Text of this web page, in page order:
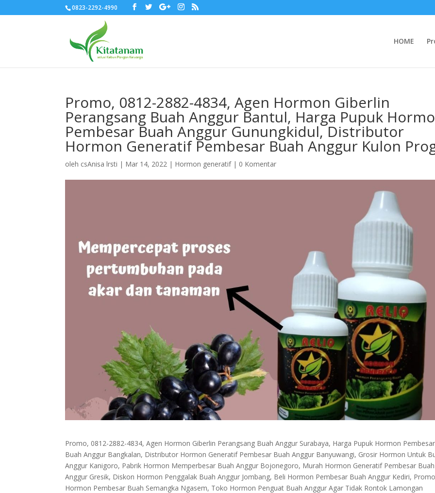
0823-2292-4990
HOME
Promo, 0812-2882-4834, Agen Hormon Giberlin
Perangsang Buah Anggur Bantul, Harga Pupuk
Pembesar Buah Anggur Gunungkidul, Distributor
Hormon Generatif Pembesar Buah Anggur Kulon
oleh csAnisa lrsti | Mar 14, 2022 | Hormon generatif| 0 Komentar
Promo, 0812-2882-4834, Agen Hormon Giberlin Perangsang Buah Anggur Surabaya, Harga Pupuk Hormon Pembesar
Buah Anggur Bangkalan, Distributor Hormon Generatif Pembesar Buah Anggur Banyuwangi, Grosir Hormon Untuk
Anggur Kanigoro, Pabrik Hormon Memperbesar Buah Anggur Bojonegoro, Murah Hormon Generatif Pembesar Buah
Anggur Gresik, Diskon Hormon Penggalak Buah Anggur Jombang, Beli Hormon Pembesar Buah Anggur Kediri, Promo
Hormon Pembesar Buah Semangka Ngasem, Toko Hormon Penguat Buah Anggur Agar Tidak Rontok Lamongan